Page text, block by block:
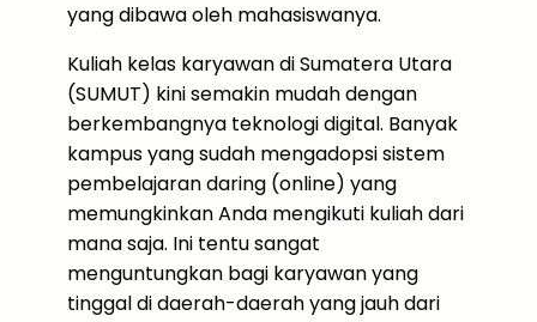
yang dibawa oleh mahasiswanya.
Kuliah kelas karyawan di Sumatera Utara
(SUMUT) kini semakin mudah dengan
berkembangnya teknologi digital. Banyak
kampus yang sudah mengadopsi sistem
pembelajaran daring (online) yang
memungkinkan Anda mengikuti kuliah dari
mana saja. Ini tentu sangat
menguntungkan bagi karyawan yang
tinggal di daerah-daerah yang jauh dari